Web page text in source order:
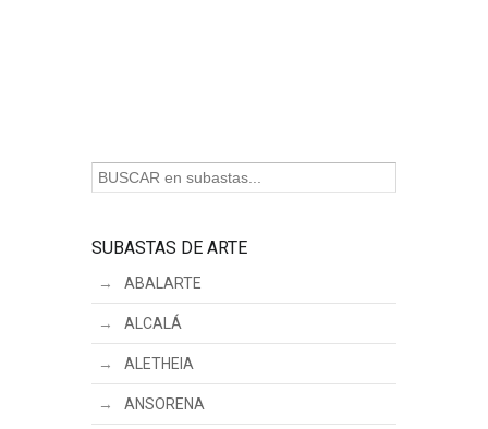
SUBASTAS DE ARTE
ABALARTE
ALCALÁ
ALETHEIA
ANSORENA